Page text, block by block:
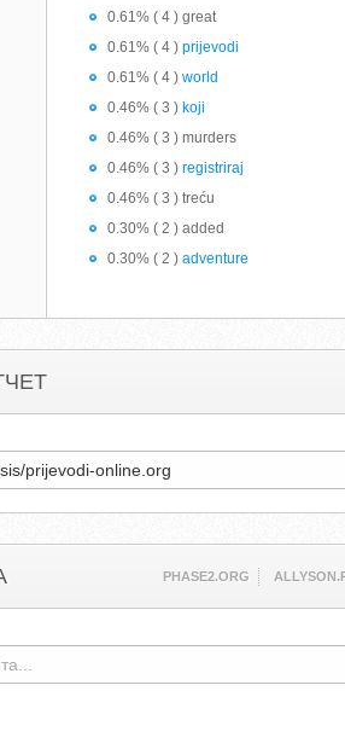
0.61% ( 4 ) great
0.61% ( 4 ) prijevodi
0.61% ( 4 ) world
0.46% ( 3 ) koji
0.46% ( 3 ) murders
0.46% ( 3 ) registriraj
0.46% ( 3 ) treću
0.30% ( 2 ) added
0.30% ( 2 ) adventure
PHASE2.ORG